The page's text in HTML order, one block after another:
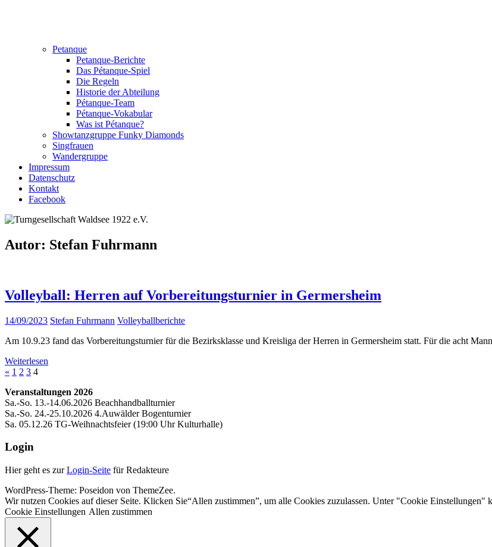
Petanque
Petanque-Berichte
Das Pétanque-Spiel
Die Regeln
Historie der Abteilung
Pétanque-Team
Pétanque-Vokabular
Was ist Pétanque?
Showtanzgruppe Funky Diamonds
Singfrauen
Wandergruppe
Impressum
Datenschutz
Kontakt
Facebook
Autor: Stefan Fuhrmann
Volleyball: Herren auf Vorbereitungsturnier in Germersheim
14/09/2023 Stefan Fuhrmann Volleyballberichte
Am 10.9.23 fand das Vorbereitungsturnier für die Bezirksklasse und Kreisliga der Herren in Germersheim statt. Für die acht
Weiterlesen
Seitennummerierung
der
Beiträge
« Vorherige
1 2 3 4
Veranstaltungen 2026
Sa.-So. 13.-14.06.2026 Beachhandballturnier
Sa.-So. 24.-25.10.2026 4.Auwälder Bogenturnier
Sa. 05.12.26 TG-Weihnachtsfeier (19:00 Uhr Kulturhalle)
Login
Hier geht es zurLogin-Seite für Redakteure
WordPress-Theme: Poseidon von ThemeZee.
Wir nutzen Cookies auf dieser Seite. Klicken Sie“Allen zustimmen”, um alle Cookies zuzulassen. Unter "Cookie Einstellungen"
Cookie Einstellungen Allen zustimmen